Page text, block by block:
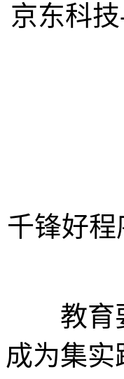
京东科
千锋好
教育要
成为集